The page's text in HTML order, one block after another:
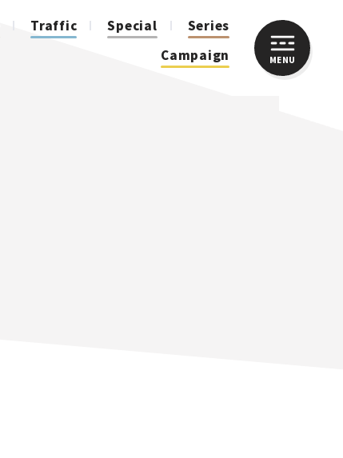
Traffic Special
Series
Campaign
MENUCLOSE